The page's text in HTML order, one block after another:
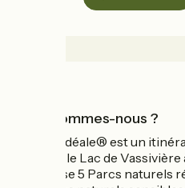
Qui sommes-nous ?
La Vélidéale® est un
reliant le Lac de
traverse 5 Parcs naturels